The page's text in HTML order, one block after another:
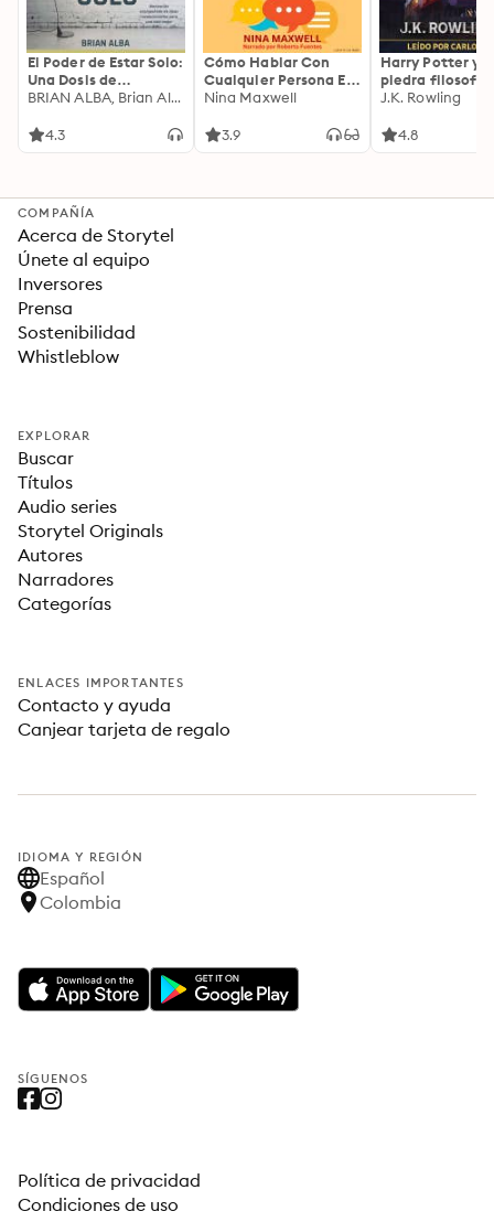
El Poder de Estar Solo:
Una Dosis de
Motivación
Ideas Revolucionarias
BRIAN ALBA, Brian Alba
4.3
Cómo Hablar Con
Cualquier Persona En
Cualquier Lugar Y En
Nina Maxwell
3.9
Harry Potter y
piedra filosofal
J.K. Rowling
4.8
COMPAÑÍA
Acerca de Storytel
Únete al equipo
Inversores
Prensa
Sostenibilidad
Whistleblow
EXPLORAR
Buscar
Títulos
Audio series
Storytel Originals
Autores
Narradores
Categorías
ENLACES IMPORTANTES
Contacto y ayuda
Canjear tarjeta de regalo
IDIOMA Y REGIÓN
Español
Colombia
SÍGUENOS
Política de privacidad
Condiciones de uso